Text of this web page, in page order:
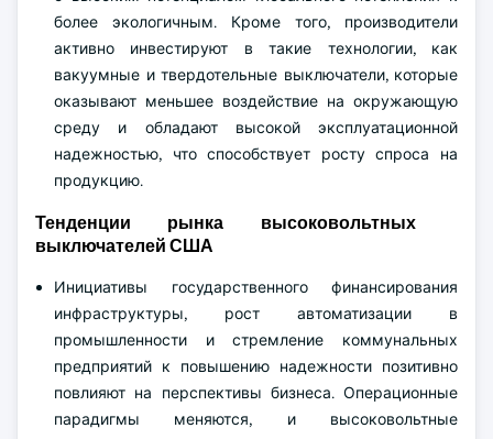
более экологичным. Кроме того, производители
активно инвестируют в такие технологии, как
вакуумные и твердотельные выключатели, которые
оказывают меньшее воздействие на окружающую
среду и обладают высокой эксплуатационной
надежностью, что способствует росту спроса на
продукцию.
Тенденции рынка высоковольтных
выключателей США
Инициативы государственного финансирования
инфраструктуры, рост автоматизации в
промышленности и стремление коммунальных
предприятий к повышению надежности позитивно
повлияют на перспективы бизнеса. Операционные
парадигмы меняются, и высоковольтные